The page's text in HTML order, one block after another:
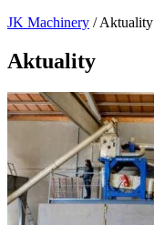
JK Machinery /Aktuality
Aktuality